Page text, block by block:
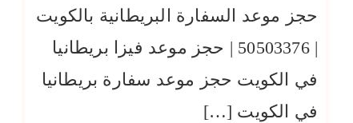
حجز موعد السفارة البريطانية بالكويت
| 50503376 | حجز موعد فيزا بريطانيا
في الكويت حجز موعد سفارة بريطانيا
في الكويت […]